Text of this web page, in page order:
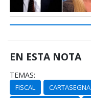
EN ESTA NOTA
TEMAS:
FISCAL CARTASEGNA